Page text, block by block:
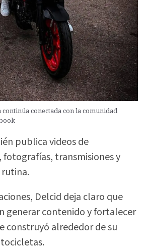
conectada con la comunidad
publica videos de
transmisiones y
Delcid deja claro que
generar contenido y fortalecer
construyó alrededor de su